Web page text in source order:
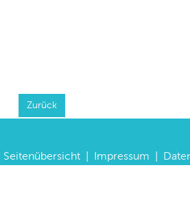
Zurück
Seitenübersicht Impressum